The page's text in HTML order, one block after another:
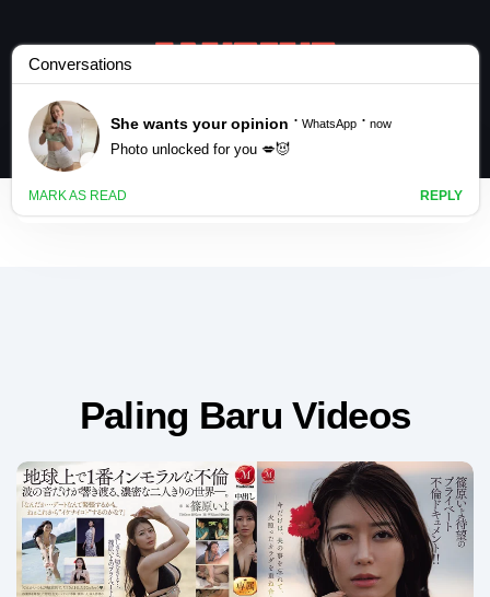
Paling Baru Videos